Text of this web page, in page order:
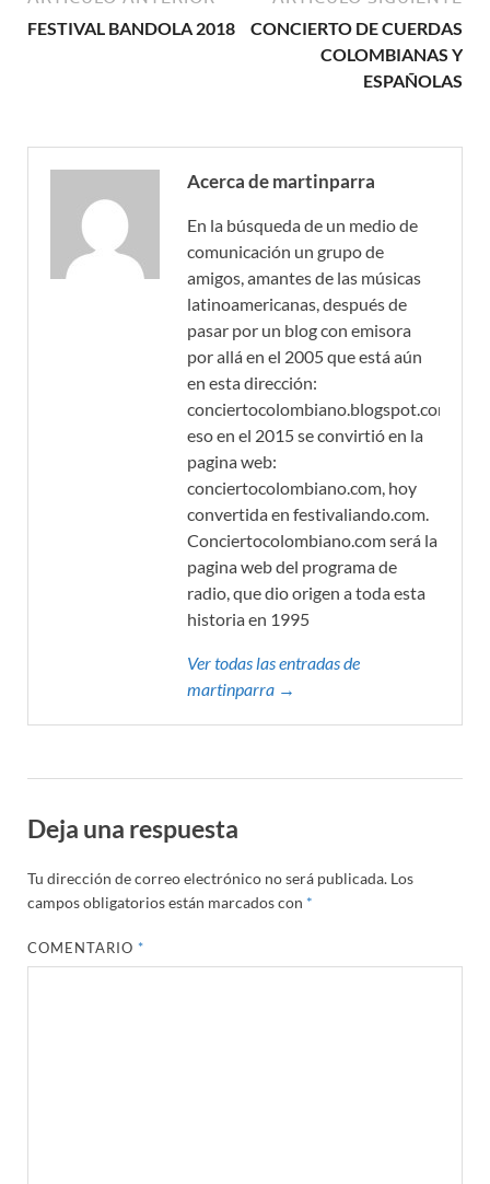
FESTIVAL BANDOLA 2018
CONCIERTO DE CUERDAS
COLOMBIANAS Y
ESPAÑOLAS
Acerca de martinparra
En la búsqueda de un medio de
comunicación un grupo de
amigos, amantes de las músicas
latinoamericanas, después de
pasar por un blog con emisora
por allá en el 2005 que está aún
en esta dirección:
conciertocolombiano.blogspot.com,
eso en el 2015 se convirtió en la
pagina web:
conciertocolombiano.com, hoy
convertida en festivaliando.com.
Conciertocolombiano.com será la
pagina web del programa de
radio, que dio origen a toda esta
historia en 1995
Ver todas las entradas de
martinparra →
Deja una respuesta
Tu dirección de correo electrónico no será publicada. Los
campos obligatorios están marcados con *
COMENTARIO*